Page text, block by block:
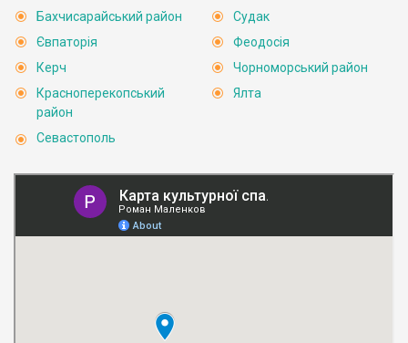
Бахчисарайський район
Євпаторія
Керч
Красноперекопський
район
Севастополь
Судак
Феодосія
Чорноморський район
Ялта